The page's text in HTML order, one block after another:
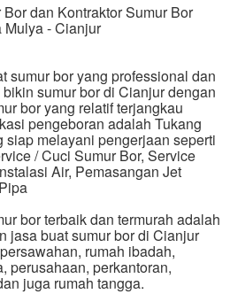
dan Kontraktor Sumur Bor
Mulya - Cianjur
sumur bor yang professional dan
sumur bor di Cianjur dengan
bor yang relatif terjangkau
pengeboran adalah Tukang
siap melayani pengerjaan seperti
/ Cuci Sumur Bor, Service
Air, Pemasangan Jet
bor terbaik dan termurah adalah
jasa buat sumur bor di Cianjur
rumah ibadah,
perusahaan, perkantoran,
juga rumah tangga.